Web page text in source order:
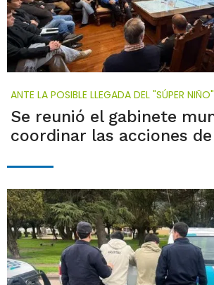
ANTE LA POSIBLE LLEGADA DEL "SÚPER NIÑO"
Se reunió el gabinete
coordinar las acciones